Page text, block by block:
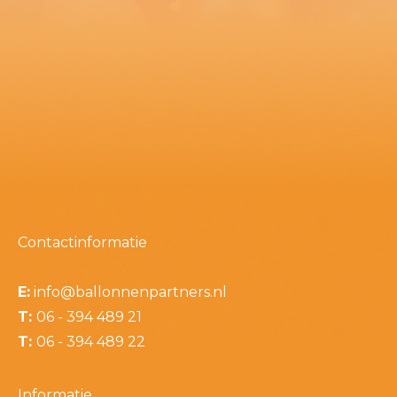
Contactinformatie
E: info@ballonnenpartners.nl
T: 06 - 394 489 21
T: 06 - 394 489 22